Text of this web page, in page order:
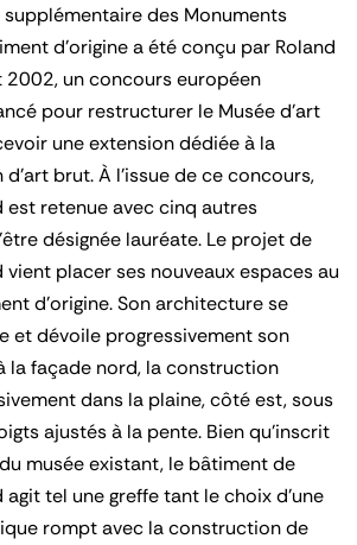
supplémentaire des Monuments
d’origine a été conçu par Roland
2002, un concours européen
pour restructurer le Musée d'art
une extension dédiée à la
brut. À l’issue de ce concours,
est retenue avec cinq autres
désignée lauréate. Le projet de
vient placer ses nouveaux espaces au
d’origine. Son architecture se
et dévoile progressivement son
la façade nord, la construction
dans la plaine, côté est, sous
ajustés à la pente. Bien qu’inscrit
musée existant, le bâtiment de
tel une greffe tant le choix d’une
rompt avec la construction de